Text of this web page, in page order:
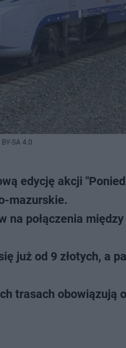
SA 4.0
edycję akcji
mazurskie.
na połączenia
już od 9 złotych, a
trasach